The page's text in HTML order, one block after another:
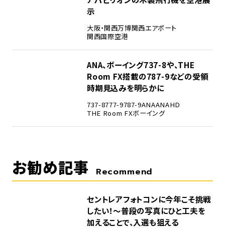
示
大阪・関西万博関西エアポート
関西国際空港
ANA、ボーイング737-8や、THE
Room FX搭載の787-9などの受領
時期見込みを明らかに
737-8777-9787-9ANAANAHD
THE Room FXボーイング
お勧め記事 Recommend
セントレアフォトコンに今年こそ挑戦
したい！～普段の写真にひと工夫を
加えることで、入選も狙える